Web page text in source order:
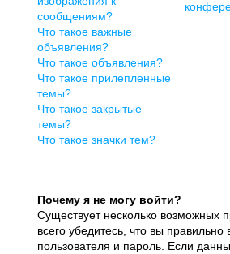
сообщениям?
Что такое важные
объявления?
Что такое объявления?
Что такое прилепленные
темы?
Что такое закрытые
темы?
Что такое значки тем?
Почему я не могу войти?
Существует несколько возможных
всего убедитесь, что вы правильно
пользователя и пароль. Если